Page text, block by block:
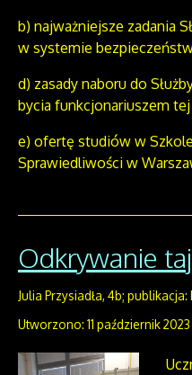
b) najważniejsze zadania
w systemie
d) zasady naboru do
bycia funkcjonariuszem
e) ofertę studiów w
Sprawiedliwości w
Odkrywanie
Julia Przysiadła, 4b; publikacja:
Utworzono: 11 październik 2023